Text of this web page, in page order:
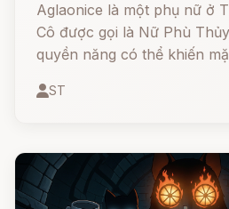
Aglaonice là một phụ nữ ở
Cô được gọi là Nữ Phù
quyền năng có thể khiến
ST